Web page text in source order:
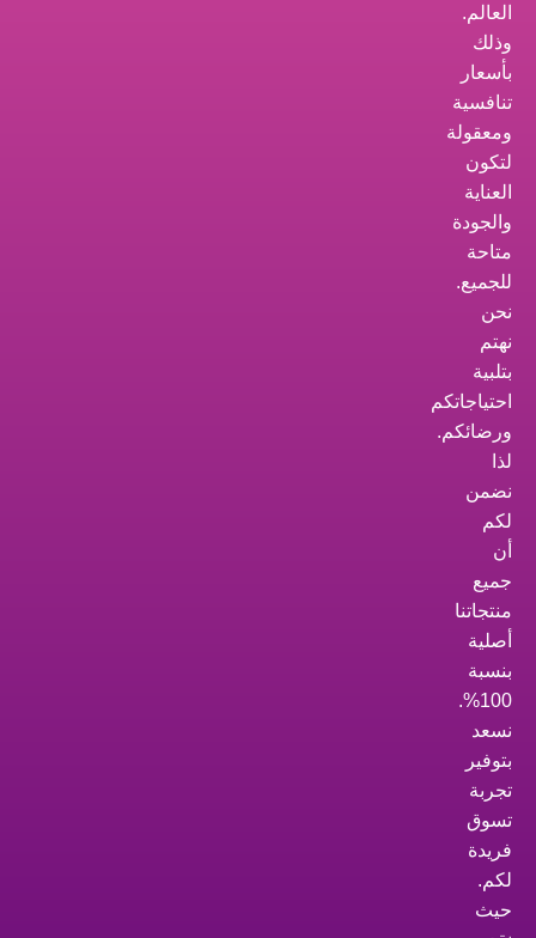
العالم.
وذلك
بأسعار
تنافسية
ومعقولة
لتكون
العناية
والجودة
متاحة
للجميع.
نحن
نهتم
بتلبية
احتياجاتكم
ورضائكم.
لذا
نضمن
لكم
أن
جميع
منتجاتنا
أصلية
بنسبة
100%.
نسعد
بتوفير
تجربة
تسوق
فريدة
لكم.
حيث